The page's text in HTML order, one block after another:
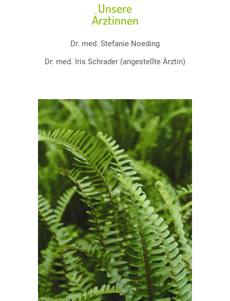
Unsere
Ärztinnen
Dr. med. Stefanie Noeding
Dr. med. Iris Schrader (angestellte Ärztin)